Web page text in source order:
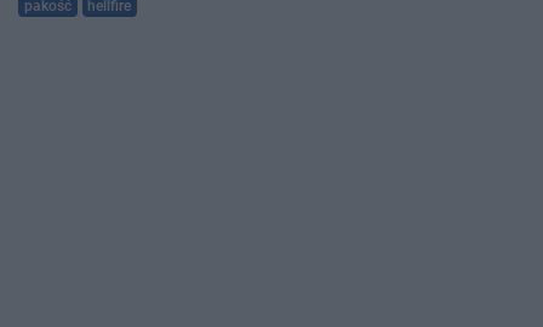
pakość hellfire